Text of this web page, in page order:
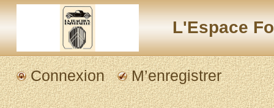
L'Espace
Connexion M’enregistrer